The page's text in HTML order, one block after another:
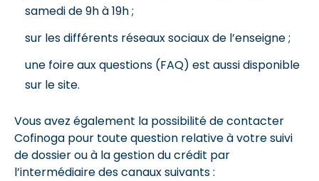
samedi de 9h à 19h ;
sur les différents réseaux sociaux de l’enseigne ;
une foire aux questions (FAQ) est aussi disponible
sur le site.
Vous avez également la possibilité de contacter
Cofinoga pour toute question relative à votre suivi
de dossier ou à la gestion du crédit par
l’intermédiaire des canaux suivants :